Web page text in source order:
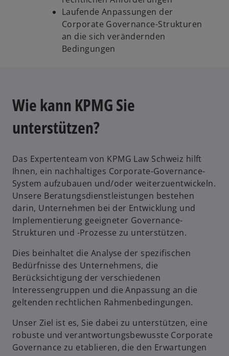
Laufende Anpassungen der
Corporate Governance-Strukturen
an die sich verändernden
Bedingungen
Wie kann KPMG Sie
unterstützen?
Das Expertenteam von KPMG Law Schweiz hilft
Ihnen, ein nachhaltiges Corporate-Governance-
System aufzubauen und/oder weiterzuentwickeln.
Unsere Beratungsdienstleistungen bestehen
darin, Unternehmen bei der Entwicklung und
Implementierung geeigneter Governance-
Strukturen und -Prozesse zu unterstützen.
Dies beinhaltet die Analyse der spezifischen
Bedürfnisse des Unternehmens, die
Berücksichtigung der verschiedenen
Interessengruppen und die Anpassung an die
geltenden rechtlichen Rahmenbedingungen.
Unser Ziel ist es, Sie dabei zu unterstützen, eine
robuste und verantwortungsbewusste Corporate
Governance zu etablieren, die den Erwartungen